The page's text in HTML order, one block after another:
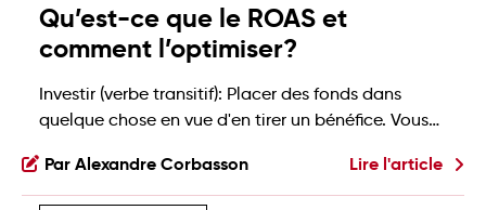
meilleurs canaux publicitaires Google […]
Qu’est-ce que le ROAS et
comment l’optimiser?
Investir (verbe transitif): Placer des fonds dans
quelque chose en vue d'en tirer un bénéfice. Vous
en publicité web? Évidemment, vous recherchez un
retour sur ces investissements. 💸 Et en publicité, on
Par Alexandre Corbasson Lire l'article